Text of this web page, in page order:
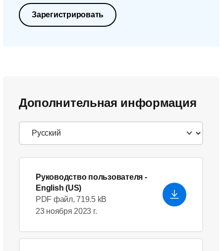
Зарегистрировать
Дополнительная информация
Руководство пользователя -
English (US)
PDF файл, 719.5 kB
23 ноября 2023 г.